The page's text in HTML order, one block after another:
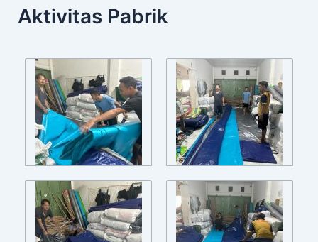
Aktivitas Pabrik